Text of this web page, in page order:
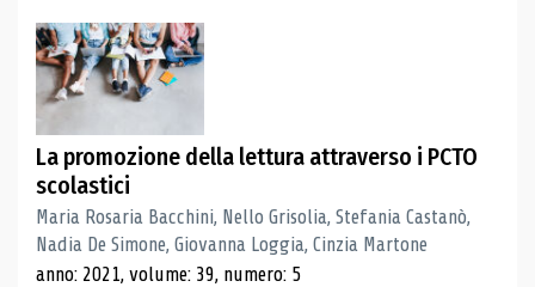
La promozione della lettura attraverso i PCTO
scolastici
Maria Rosaria Bacchini, Nello Grisolia, Stefania Castanò,
Nadia De Simone, Giovanna Loggia, Cinzia Martone
anno: 2021, volume: 39, numero: 5